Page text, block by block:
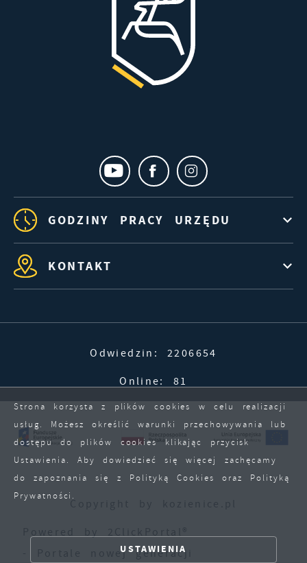
GODZINY PRACY URZĘDU
KONTAKT
Odwiedzin: 2206654
Online: 81
- Portale nowej generacji
Strona korzysta z plików cookies w celu realizacji
usług. Możesz określić warunki przechowywania lub
dostępu do plików cookies klikając przycisk
Ustawienia. Aby dowiedzieć się więcej zachęcamy
do zapoznania się z Polityką Cookies oraz Polityką
Prywatności.
USTAWIENIA